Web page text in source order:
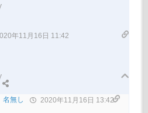
年11月16日 11:42
名無し 2020年11月16日 13:42